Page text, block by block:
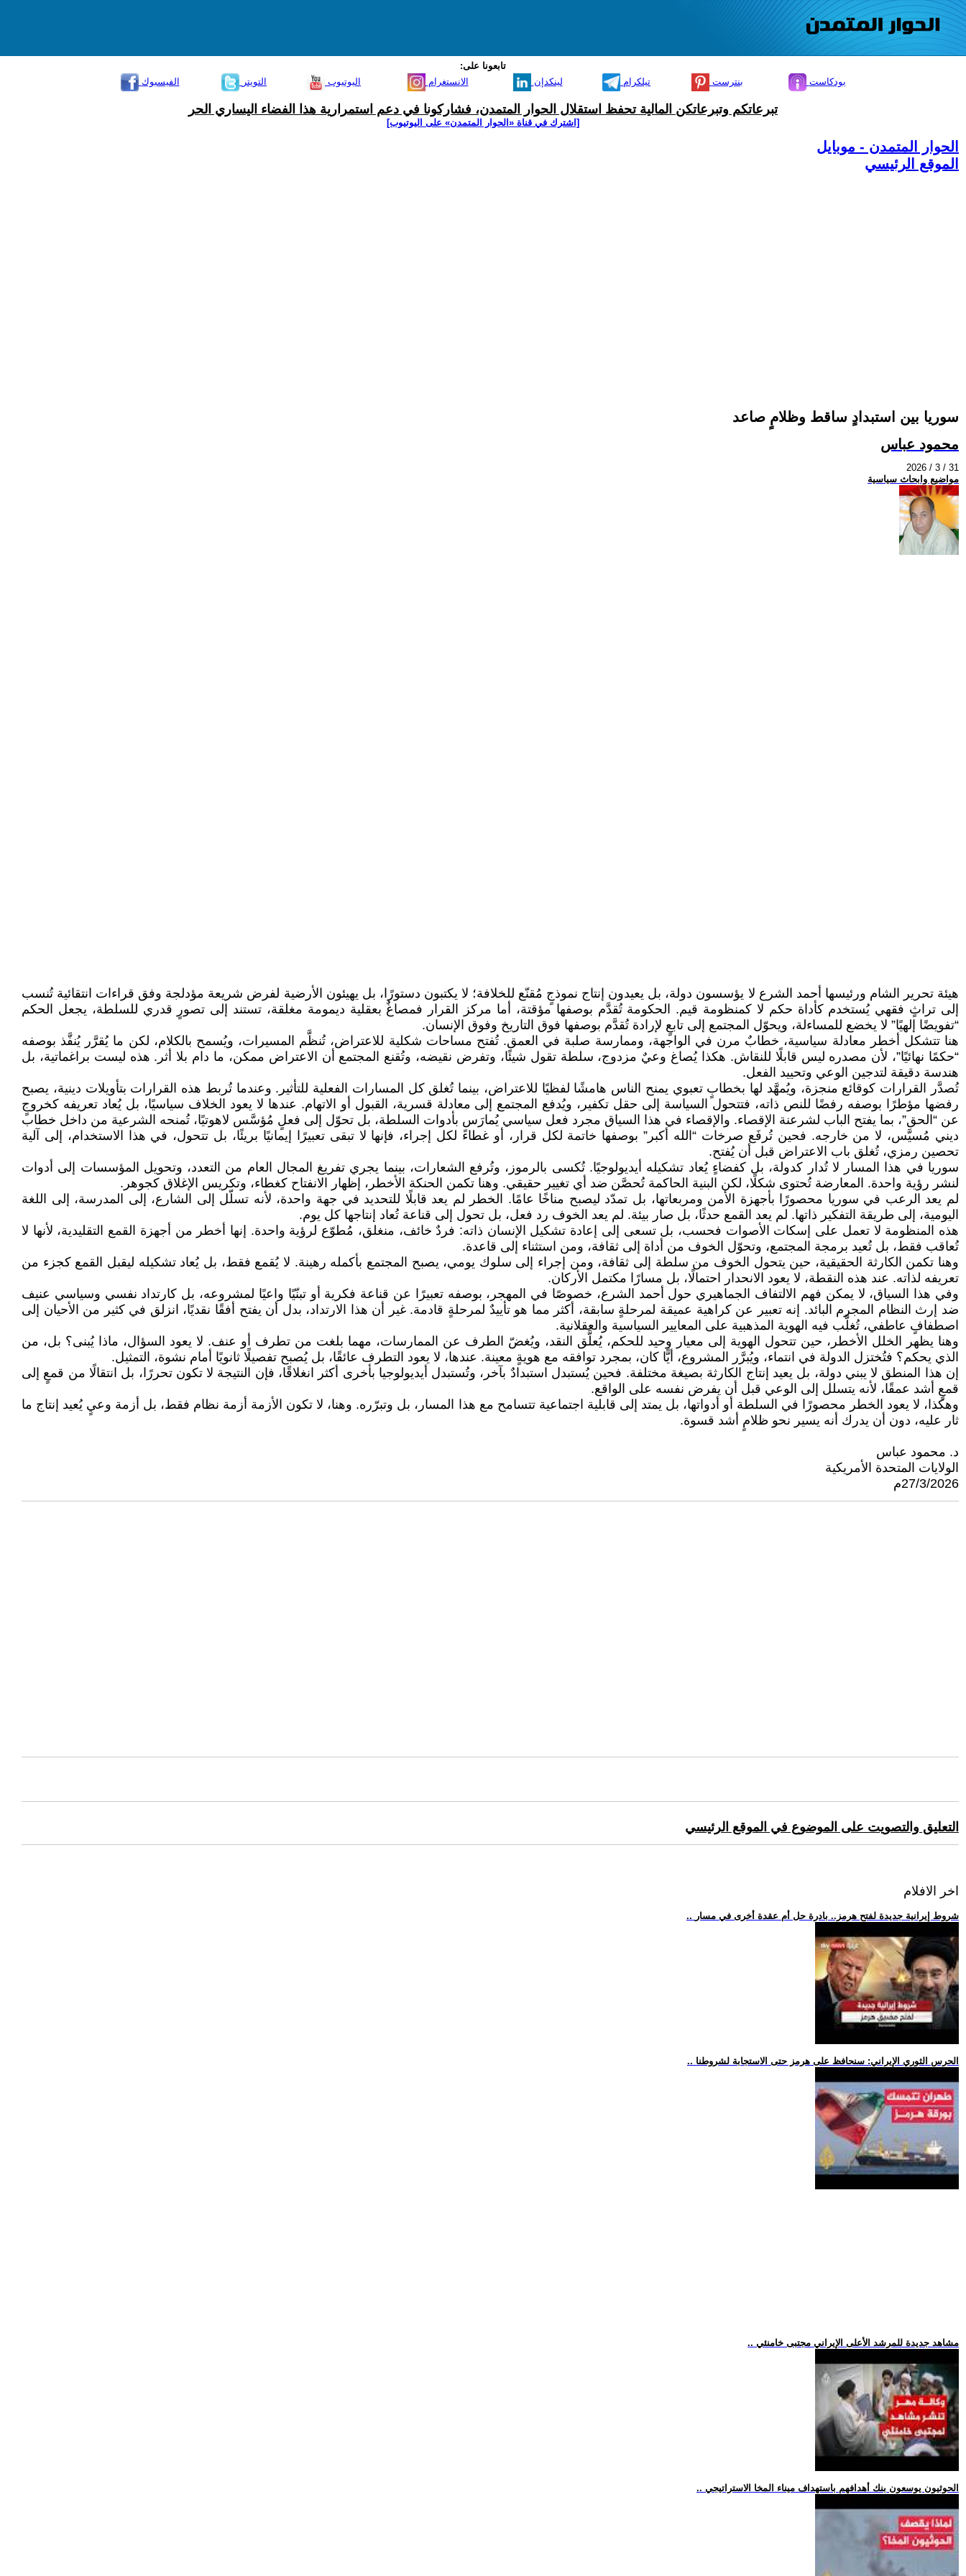
تابعونا على:
الفيسبوك
التويتر اليوتيوب الانستغرام لينكدإن تيلكرام بنترست بودكاست
تبرعاتكم وتبرعاتكن المالية تحفظ استقلال الحوار المتمدن، فشاركونا في دعم استمرارية هذا الفضاء اليساري الحر
[اشترك في قناة ‫«الحوار المتمدن» على اليوتيوب]
الحوار المتمدن - موبايل
الموقع الرئيسي
سوريا بين استبدادٍ ساقط وظلامٍ صاعد
محمود عباس
2026 / 3 / 31
مواضيع وابحاث سياسية
هيئة تحرير الشام ورئيسها أحمد الشرع لا يؤسسون دولة، بل يعيدون إنتاج نموذجٍ مُقنّع للخلافة؛ لا يكتبون دستورًا، بل يهيئون الأرضية لفرض شريعة مؤدلجة وفق قراءات انتقائية تُنسب
إلى تراثٍ فقهي يُستخدم كأداة حكم لا كمنظومة قيم. الحكومة تُقدَّم بوصفها مؤقتة، أما مركز القرار فمصاغٌ بعقلية ديمومة مغلقة، تستند إلى تصورٍ قدري للسلطة، يجعل الحكم
“تفويضًا إلهيًا” لا يخضع للمساءلة، ويحوّل المجتمع إلى تابعٍ لإرادة تُقدَّم بوصفها فوق التاريخ وفوق الإنسان.
هنا تتشكل أخطر معادلة سياسية، خطابٌ مرن في الواجهة، وممارسة صلبة في العمق. تُفتح مساحات شكلية للاعتراض، تُنظَّم المسيرات، ويُسمح بالكلام، لكن ما يُقرَّر يُنفَّذ بوصفه
“حكمًا نهائيًا”، لأن مصدره ليس قابلًا للنقاش. هكذا يُصاغ وعيٌ مزدوج، سلطة تقول شيئًا، وتفرض نقيضه، وتُقنع المجتمع أن الاعتراض ممكن، ما دام بلا أثر. هذه ليست براغماتية، بل
هندسة دقيقة لتدجين الوعي وتحييد الفعل.
تُصدَّر القرارات كوقائع منجزة، ويُمهَّد لها بخطابٍ تعبوي يمنح الناس هامشًا لفظيًا للاعتراض، بينما تُغلق كل المسارات الفعلية للتأثير. وعندما تُربط هذه القرارات بتأويلات دينية، يصبح
رفضها مؤطرًا بوصفه رفضًا للنص ذاته، فتتحول السياسة إلى حقل تكفير، ويُدفع المجتمع إلى معادلة قسرية، القبول أو الاتهام. عندها لا يعود الخلاف سياسيًا، بل يُعاد تعريفه كخروجٍ
عن “الحق”، بما يفتح الباب لشرعنة الإقصاء. والإقصاء في هذا السياق مجرد فعل سياسي يُمارَس بأدوات السلطة، بل تحوّل إلى فعلٍ مُؤسَّس لاهوتيًا، تُمنحه الشرعية من داخل خطاب
ديني مُسيَّس، لا من خارجه. فحين تُرفَع صرخات “الله أكبر” بوصفها خاتمة لكل قرار، أو غطاءً لكل إجراء، فإنها لا تبقى تعبيرًا إيمانيًا بريئًا، بل تتحول، في هذا الاستخدام، إلى آلية
تحصين رمزي، تُغلق باب الاعتراض قبل أن يُفتح.
سوريا في هذا المسار لا تُدار كدولة، بل كفضاءٍ يُعاد تشكيله أيديولوجيًا. تُكسى بالرموز، وتُرفع الشعارات، بينما يجري تفريغ المجال العام من التعدد، وتحويل المؤسسات إلى أدوات
لنشر رؤية واحدة. المعارضة تُحتوى شكلًا، لكن البنية الحاكمة تُحصَّن ضد أي تغيير حقيقي. وهنا تكمن الحنكة الأخطر، إظهار الانفتاح كغطاء، وتكريس الإغلاق كجوهر.
لم يعد الرعب في سوريا محصورًا بأجهزة الأمن ومربعاتها، بل تمدّد ليصبح مناخًا عامًا. الخطر لم يعد قابلًا للتحديد في جهة واحدة، لأنه تسلّل إلى الشارع، إلى المدرسة، إلى اللغة
اليومية، إلى طريقة التفكير ذاتها. لم يعد القمع حدثًا، بل صار بيئة. لم يعد الخوف رد فعل، بل تحول إلى قناعة تُعاد إنتاجها كل يوم.
هذه المنظومة لا تعمل على إسكات الأصوات فحسب، بل تسعى إلى إعادة تشكيل الإنسان ذاته: فردٌ خائف، منغلق، مُطوّع لرؤية واحدة. إنها أخطر من أجهزة القمع التقليدية، لأنها لا
تُعاقب فقط، بل تُعيد برمجة المجتمع، وتحوّل الخوف من أداة إلى ثقافة، ومن استثناء إلى قاعدة.
وهنا تكمن الكارثة الحقيقية، حين يتحول الخوف من سلطة إلى ثقافة، ومن إجراء إلى سلوك يومي، يصبح المجتمع بأكمله رهينة. لا يُقمع فقط، بل يُعاد تشكيله ليقبل القمع كجزء من
تعريفه لذاته. عند هذه النقطة، لا يعود الانحدار احتمالًا، بل مسارًا مكتمل الأركان.
وفي هذا السياق، لا يمكن فهم الالتفاف الجماهيري حول أحمد الشرع، خصوصًا في المهجر، بوصفه تعبيرًا عن قناعة فكرية أو تبنّيًا واعيًا لمشروعه، بل كارتداد نفسي وسياسي عنيف
ضد إرث النظام المجرم البائد. إنه تعبير عن كراهية عميقة لمرحلةٍ سابقة، أكثر مما هو تأييدٌ لمرحلةٍ قادمة. غير أن هذا الارتداد، بدل أن يفتح أفقًا نقديًا، انزلق في كثير من الأحيان إلى
اصطفافٍ عاطفي، تُغلَّب فيه الهوية المذهبية على المعايير السياسية والعقلانية.
وهنا يظهر الخلل الأخطر، حين تتحول الهوية إلى معيار وحيد للحكم، يُعلَّق النقد، ويُغضّ الطرف عن الممارسات، مهما بلغت من تطرف أو عنف. لا يعود السؤال، ماذا يُبنى؟ بل، من
الذي يحكم؟ فتُختزل الدولة في انتماء، ويُبرَّر المشروع، أيًّا كان، بمجرد توافقه مع هويةٍ معينة. عندها، لا يعود التطرف عائقًا، بل يُصبح تفصيلًا ثانويًا أمام نشوة، التمثيل.
إن هذا المنطق لا يبني دولة، بل يعيد إنتاج الكارثة بصيغة مختلفة. فحين يُستبدل استبدادٌ بآخر، وتُستبدل أيديولوجيا بأخرى أكثر انغلاقًا، فإن النتيجة لا تكون تحررًا، بل انتقالًا من قمعٍ إلى
قمعٍ أشد عمقًا، لأنه يتسلل إلى الوعي قبل أن يفرض نفسه على الواقع.
وهكذا، لا يعود الخطر محصورًا في السلطة أو أدواتها، بل يمتد إلى قابلية اجتماعية تتسامح مع هذا المسار، بل وتبرّره. وهنا، لا تكون الأزمة أزمة نظام فقط، بل أزمة وعيٍ يُعيد إنتاج ما
ثار عليه، دون أن يدرك أنه يسير نحو ظلامٍ أشد قسوة.
د. محمود عباس
الولايات المتحدة الأمريكية
27/3/2026م
التعليق والتصويت على الموضوع في الموقع الرئيسي
اخر الافلام
.. شروط إيرانية جديدة لفتح هرمز.. بادرة حل أم عقدة أخرى في مسار
.. الحرس الثوري الإيراني: سنحافظ على هرمز حتى الاستجابة لشروطنا
.. مشاهد جديدة للمرشد الأعلى الإيراني مجتبى خامنئي
.. الحوثيون يوسعون بنك أهدافهم باستهداف ميناء المخا الاستراتيجي